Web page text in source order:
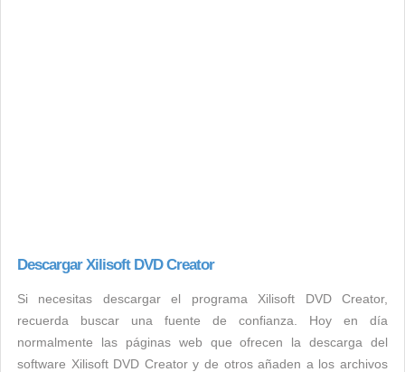
Descargar Xilisoft DVD Creator
Si necesitas descargar el programa Xilisoft DVD Creator,
recuerda buscar una fuente de confianza. Hoy en día
normalmente las páginas web que ofrecen la descarga del
software Xilisoft DVD Creator y de otros añaden a los archivos